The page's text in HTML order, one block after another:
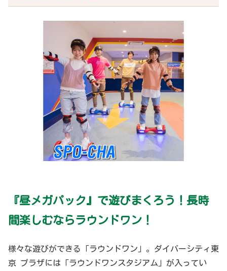
『昼メガパック』で遊びまくろう！長時
間楽しむならラウンドワン！
様々な遊びができる「ラウンドワン」。ダイバーシティ東
京 プラザには「ラウンドワンスタジアム」が入ってい